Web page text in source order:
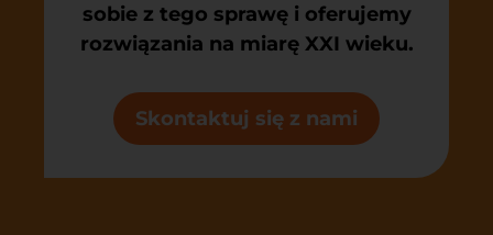
sobie z tego sprawę i oferujemy
rozwiązania na miarę XXI wieku.
Skontaktuj się z nami